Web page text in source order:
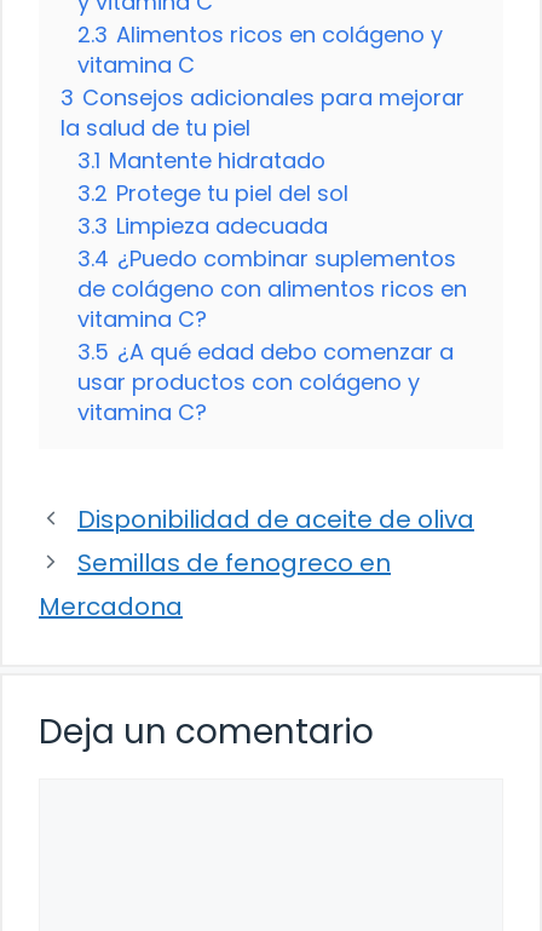
2.3 Alimentos ricos en colágeno y
vitamina C
3 Consejos adicionales para mejorar
la salud de tu piel
3.1 Mantente hidratado
3.2 Protege tu piel del sol
3.3 Limpieza adecuada
3.4 ¿Puedo combinar suplementos
de colágeno con alimentos ricos en
vitamina C?
3.5 ¿A qué edad debo comenzar a
usar productos con colágeno y
vitamina C?
Disponibilidad de aceite de oliva
Semillas de fenogreco en
Mercadona
Deja un comentario